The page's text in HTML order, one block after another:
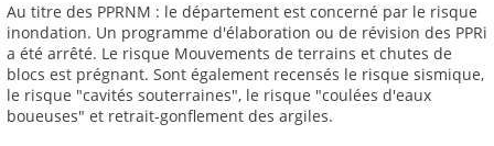
Au titre des PPRNM : le département est concerné par le risque
inondation. Un programme d'élaboration ou de révision des PPRi
a été arrêté. Le risque Mouvements de terrains et chutes de
blocs est prégnant. Sont également recensés le risque sismique,
le risque "cavités souterraines", le risque "coulées d'eaux
boueuses" et retrait-gonflement des argiles.